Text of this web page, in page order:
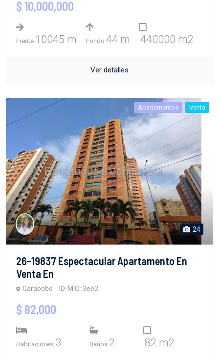
$ 10,000,000
Frente 10045 m Fondo 44 m 440000 m2
Ver detalles
Apartamentos Venta
24
26-19837 Espectacular Apartamento En
Venta En
Carabobo ID-MIO: 3ee2
$ 82,000
Habitaciones 3 Baños 2 82 m2